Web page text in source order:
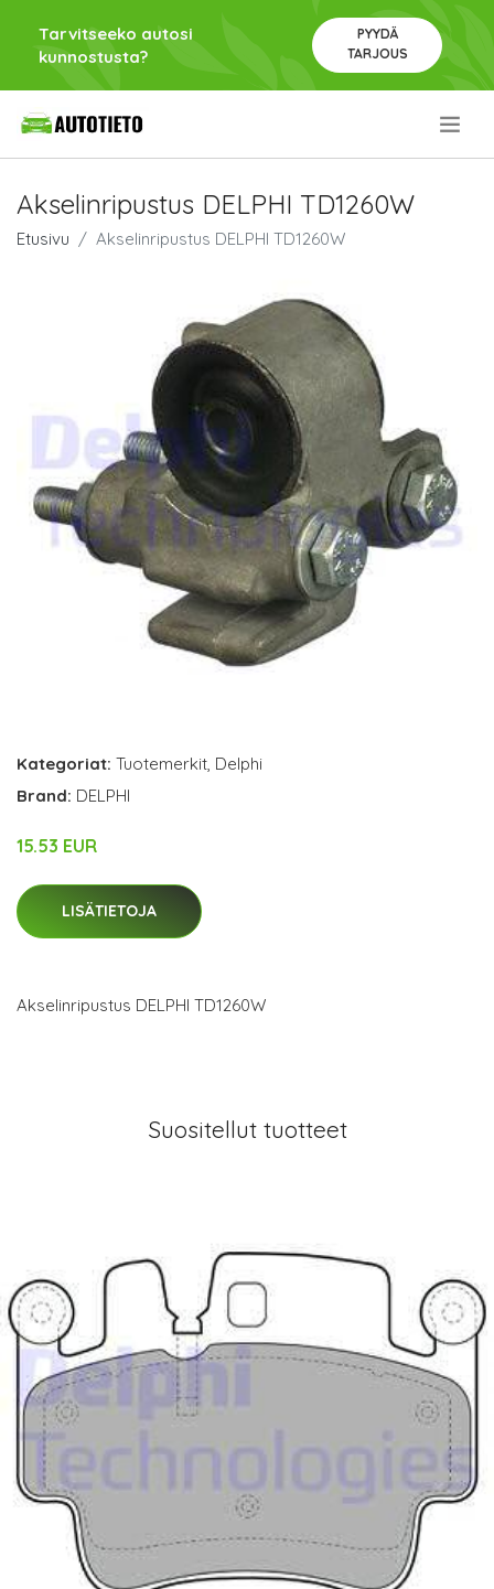
Tarvitseeko autosi
kunnostusta?
PYYDÄ
TARJOUS
Akselinripustus DELPHI TD1260W
Etusivu Akselinripustus DELPHI TD1260W
Kategoriat: Tuotemerkit, Delphi
Brand: DELPHI
15.53 EUR
LISÄTIETOJA
Akselinripustus DELPHI TD1260W
Suositellut tuotteet